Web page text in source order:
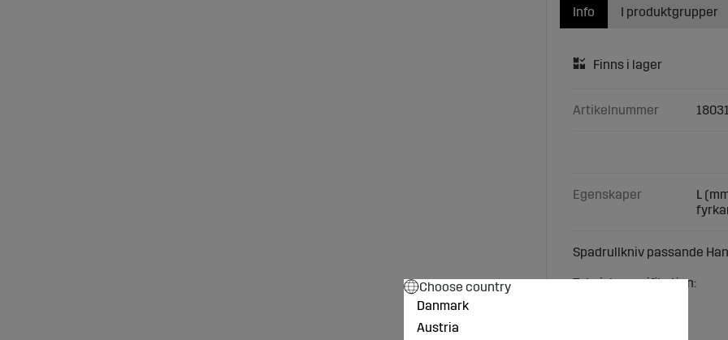
Info
Artikelnummer
Egenskaper
L
Spadrullkniv passande
Teknisk specifikation:
I produktgrupper
Choose country
Danmark
Austria